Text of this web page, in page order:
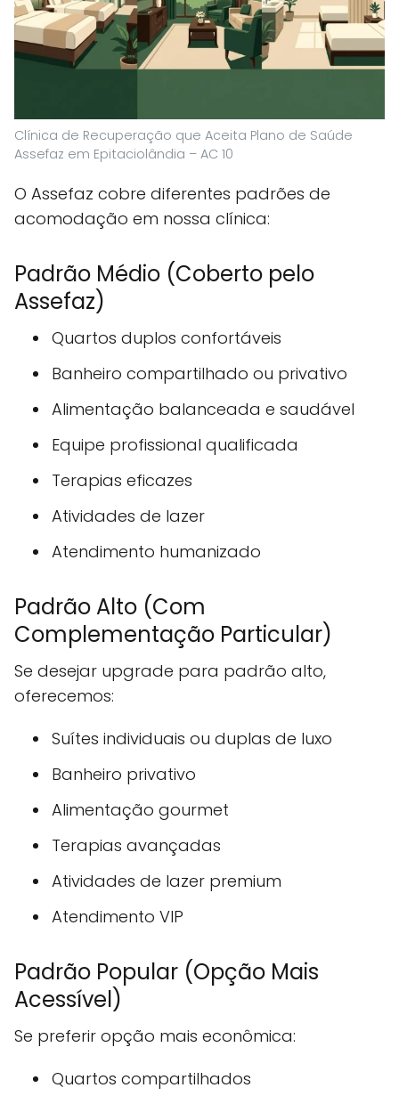
Clínica de Recuperação que Aceita Plano de Saúde
Assefaz em Epitaciolândia – AC 10
O Assefaz cobre diferentes padrões de
acomodação em nossa clínica:
Padrão Médio (Coberto pelo
Assefaz)
Quartos duplos confortáveis
Banheiro compartilhado ou privativo
Alimentação balanceada e saudável
Equipe profissional qualificada
Terapias eficazes
Atividades de lazer
Atendimento humanizado
Padrão Alto (Com
Complementação Particular)
Se desejar upgrade para padrão alto,
oferecemos:
Suítes individuais ou duplas de luxo
Banheiro privativo
Alimentação gourmet
Terapias avançadas
Atividades de lazer premium
Atendimento VIP
Padrão Popular (Opção Mais
Acessível)
Se preferir opção mais econômica:
Quartos compartilhados